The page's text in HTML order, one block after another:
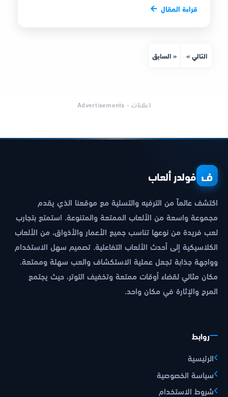
قراءة المقال
« السابق التالي »
اعلانات - Advertisements
ف فولدر ألعاب
اكتشف عالماً من الترفيه والتسلية مع موقعنا الذي يقدم
مجموعة واسعة من الألعاب الممتعة والمتنوعة. استمتع بتجارب
لعب فريدة من نوعها تناسب جميع الأعمار والأذواق، من الألعاب
الكلاسيكية إلى أحدث الألعاب التفاعلية. تصميم سهل الاستخدام
وواجهة جذابة تجعل عملية الاستكشاف والعب سهلة وممتعة.
مكان مثالي لقضاء أوقات ممتعة وتخفيف التوتر، حيث يجتمع
المرح والإثارة في مكان واحد.
روابط
الرئيسية
سياسة الخصوصية
شروط الاستخدام